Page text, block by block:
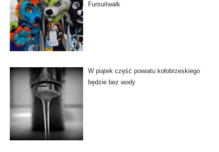
Fursuitwalk
W piątek część powiatu kołobrzeskiego
będzie bez wody